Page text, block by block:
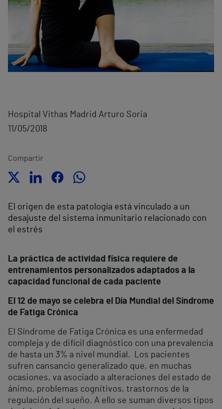
Hospital Vithas Madrid Arturo Soria
11/05/2018
Compartir
El origen de esta patología está vinculado a un
desajuste del sistema inmunitario relacionado con
el estrés
La práctica de actividad física requiere de
entrenamientos personalizados adaptados a la
capacidad funcional de cada paciente
El 12 de mayo se celebra el Día Mundial del Síndrome
de Fatiga Crónica
El Síndrome de Fatiga Crónica es una enfermedad
compleja y de difícil diagnóstico con una prevalencia
de hasta un 3% a nivel mundial. Los pacientes
sufren cansancio generalizado que, en muchas
ocasiones, va asociado a alteraciones del estado de
ánimo, problemas cognitivos, trastornos de la
regulación del sueño. A ello se suman diversos tipos